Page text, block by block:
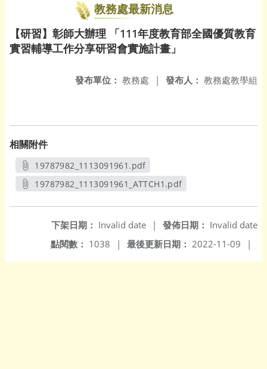
教務處最新消息
【研習】彰師大辦理 「111年度教育部全國優質教育
實習輔導工作分享研習會實施計畫」
發布人： 教務處教學組
發布單位： 教務處 |
相關附件
19787982_1113091961.pdf
另開新視窗
19787982_1113091961_ATTCH1.pdf
發佈日期： Invalid date
下架日期： Invalid date
|
最後更新日期： 2022-11-09 |
點閱數： 1038 |